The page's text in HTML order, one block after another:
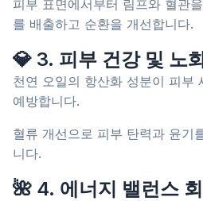
피부 표면에서부터 림프와 혈관
를 배출하고 순환을 개선합니다.
💎 3. 피부 건강 및 노
천연 오일의 항산화 성분이 피부
예방합니다.
혈류 개선으로 피부 탄력과 윤기
니다.
🌺 4. 에너지 밸런스